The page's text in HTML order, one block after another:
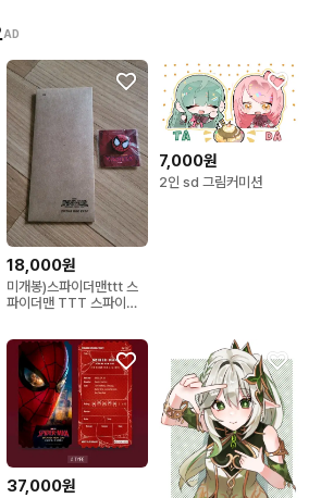
AD
18,000원
미개봉)스파이더맨ttt 스
파이더맨 TTT 스파이더
이더맨특전 스파이더맨뱃
7,000원
2인 sd 그림커미션
37,000원